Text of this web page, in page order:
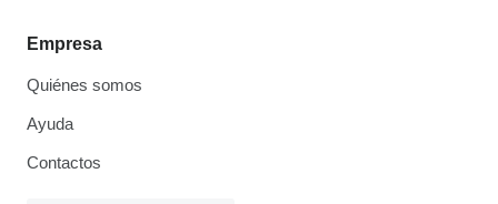
Empresa
Quiénes somos
Ayuda
Contactos